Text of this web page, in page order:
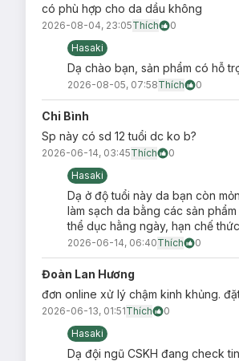
có phù hợp cho da dầu không
2026-08-04, 23:05Thích
0
Hasaki
Dạ chào bạn, sản phẩm có hỗ
2026-08-05, 07:58Thích 0
Chi Bình
Sp này có sd 12 tuổi dc ko b?
2026-06-14, 03:45Thích
0
Hasaki
Dạ ở độ tuổi này da bạn còn
làm sạch da bằng các sản
thể dục hằng ngày, hạn chế
2026-06-14, 06:40Thích 0
Đoàn Lan Hương
đơn online xử lý chậm kinh khủng.
2026-06-13, 01:51Thích
0
Hasaki
Dạ đội ngũ CSKH đang check